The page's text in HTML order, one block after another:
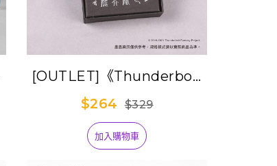
[OUTLET]《Thunderbolt
Fantasy 東離劍遊紀３》晶
君臨+刑亥+阿爾貝盧法+禍
$264 $329
加入購物車